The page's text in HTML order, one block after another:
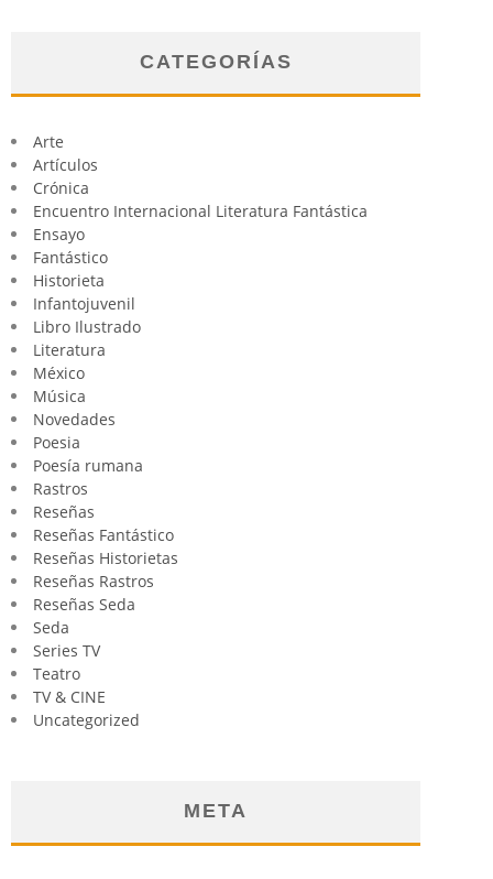
CATEGORÍAS
Arte
Artículos
Crónica
Encuentro Internacional Literatura Fantástica
Ensayo
Fantástico
Historieta
Infantojuvenil
Libro Ilustrado
Literatura
México
Música
Novedades
Poesia
Poesía rumana
Rastros
Reseñas
Reseñas Fantástico
Reseñas Historietas
Reseñas Rastros
Reseñas Seda
Seda
Series TV
Teatro
TV & CINE
Uncategorized
META